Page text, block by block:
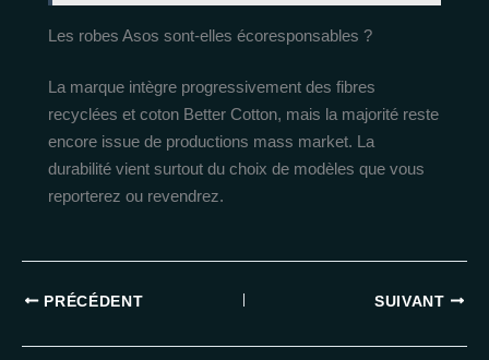
Les robes Asos sont-elles écoresponsables ?
La marque intègre progressivement des fibres
recyclées et coton Better Cotton, mais la majorité reste
encore issue de productions mass market. La
durabilité vient surtout du choix de modèles que vous
reporterez ou revendrez.
PRÉCÉDENT SUIVANT